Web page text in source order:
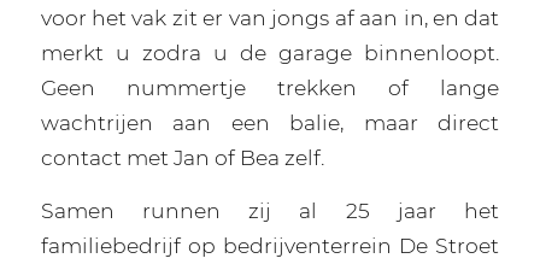
voor het vak zit er van jongs af aan in, en dat
merkt u zodra u de garage binnenloopt.
Geen nummertje trekken of lange
wachtrijen aan een balie, maar direct
contact met Jan of Bea zelf.
Samen runnen zij al 25 jaar het
familiebedrijf op bedrijventerrein De Stroet